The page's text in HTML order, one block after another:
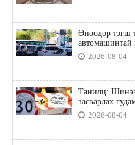
Өнөөдөр тэгш
автомашинтай
2026-08-04
Танилц:
засварлах
2026-08-04